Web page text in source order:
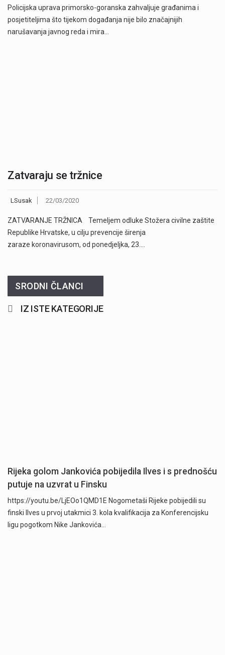
Policijska uprava primorsko-goranska zahvaljuje građanima i
posjetiteljima što tijekom događanja nije bilo značajnijih
narušavanja javnog reda i mira…
Zatvaraju se tržnice
LSusak 22/03/2020
ZATVARANJE TRŽNICA Temeljem odluke Stožera civilne zaštite
Republike Hrvatske, u cilju prevencije širenja
zaraze koronavirusom, od ponedjeljka, 23.…
SRODNI ČLANCI
IZ ISTE KATEGORIJE
Rijeka golom Jankovića pobijedila Ilves i s prednošću
putuje na uzvrat u Finsku
https://youtu.be/LjEOo1QMD1E Nogometaši Rijeke pobijedili su
finski Ilves u prvoj utakmici 3. kola kvalifikacija za Konferencijsku
ligu pogotkom Nike Jankovića…